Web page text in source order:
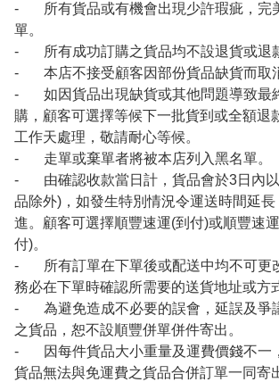
- 所有貨品或有機會出現少許瑕疵，完
單。
- 所有成功訂購之貨品均不設退貨或退
- 本店不接受顧客因部份貨品缺貨而取
- 如因貨品出現缺貨或其他問題導致最
購，顧客可選擇等候下一批貨到或全額退
工作天處理，敬請耐心等候。
- 走單或棄單者將被本店列入黑名單。
- 由確認收款當日計，貨品會於3日內以
品除外)，如發生特別情況令運送時間延
進。顧客可選擇順豐速運(到付)或順豐速
付)。
- 所有訂單在下單後或配送中均不可更
務必在下單時確認所需要的送貨地址或方
- 為避免造成不必要的誤會，延誤及爭
之貨品，恕不設順豐併單併件寄出。
- 因每件貨品大小重量及運費價錢不一
貨品無法與免運費之貨品合併訂單一同寄